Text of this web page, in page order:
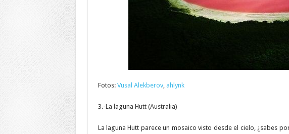
Fotos: Vusal Alekberov, ahlynk
3.-La laguna Hutt (Australia)
La laguna Hutt parece un mosaico visto desde el cielo, ¿sabes